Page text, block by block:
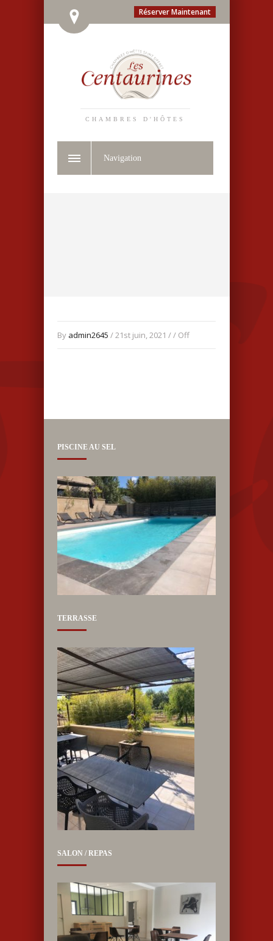
Réserver Maintenant
CHAMBRES D'HÔTES
Navigation
By admin2645 / 21st juin, 2021 / / Off
PISCINE AU SEL
TERRASSE
SALON / REPAS